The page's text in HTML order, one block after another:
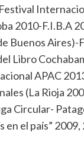
2010-F.I.B.A
Buenos Aires)-
Libro
APAC
(La Rioja
Circular-
en el país”